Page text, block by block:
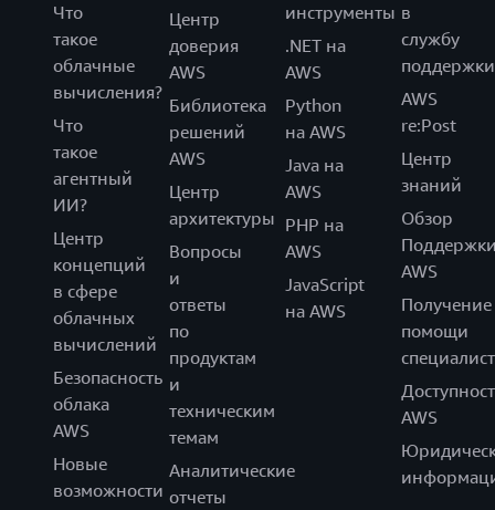
Что
такое
облачные
вычисления?
Что
такое
агентный
ИИ?
Центр
концепций
в сфере
облачных
вычислений
Безопасность
облака
AWS
Новые
возможности
Центр
доверия
AWS
Библиотека
решений
AWS
Центр
архитектуры
Вопросы
и
ответы
по
продуктам
и
техническим
темам
Аналитические
отчеты
инструменты
.NET на
AWS
Python
на AWS
Java на
AWS
PHP на
AWS
JavaScript
на AWS
в
службу
поддержки
AWS
re:Post
Центр
знаний
Обзор
AWS
Получение
помощи
AWS